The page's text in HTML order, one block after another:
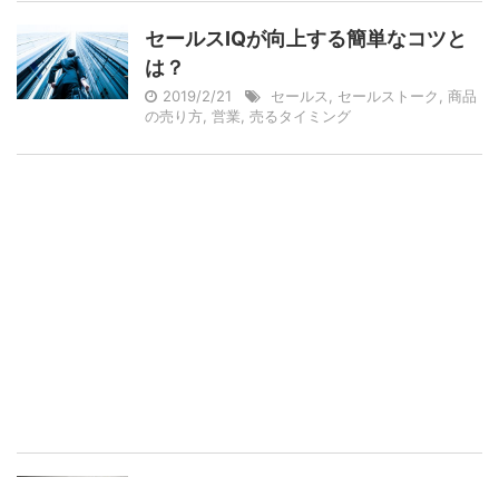
セールスIQが向上する簡単なコツと
は？
2019/2/21 セールス セールストーク
商品
の売り方 営業 売るタイミング